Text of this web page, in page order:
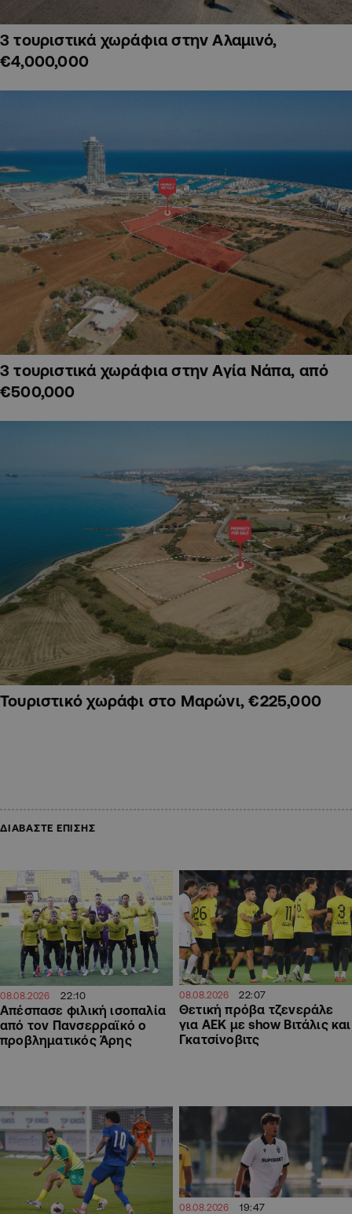
3 τουριστικά χωράφια στην Αλαμινό,
€4,000,000
3 τουριστικά χωράφια στην Αγία Νάπα, από
€500,000
Τουριστικό χωράφι στο Μαρώνι, €225,000
ΔΙΑΒΑΣΤΕ ΕΠΙΣΗΣ
08.08.2026 22:10
Απέσπασε φιλική ισοπαλία
από τον Πανσερραϊκό ο
προβληματικός Άρης
08.08.2026 22:07
Θετική πρόβα τζενεράλε
για ΑΕΚ με show Βιτάλις και
Γκατσίνοβιτς
08.08.2026 19:47